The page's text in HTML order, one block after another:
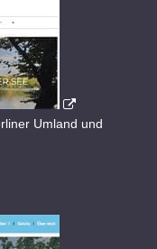
Umland und